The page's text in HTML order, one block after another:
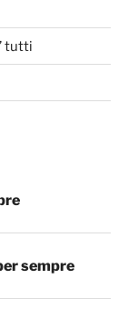
tutti
sempre